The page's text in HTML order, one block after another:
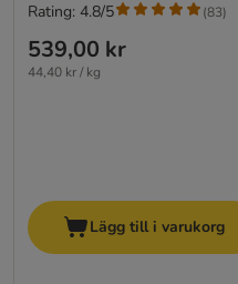
539,00 kr
44,40 kr / kg
Rating: 4.8/5 (83)
Lägg till i varukorg